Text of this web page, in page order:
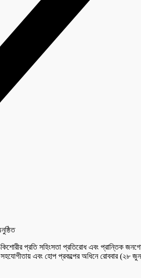
প্রতি সহিংসতা প্রতিরোধ এবং প্রান্তিক
এবং হোপ প্রকল্পের অধিনে রোববার (২৮